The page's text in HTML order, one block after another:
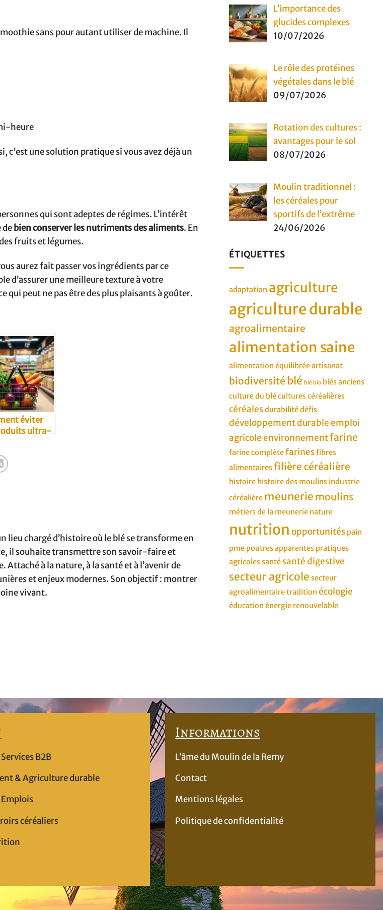
sans pour autant utiliser de machine. Il
heure
c’est une solution pratique si vous avez déjà un
qui sont adeptes de régimes. L’intérêt
debien conserver les nutriments des aliments. En
fruits et légumes.
aurez fait passer vos ingrédients par ce
d’assurer une meilleure texture à votre
qui peut ne pas être des plus plaisants à goûter.
éviter
ultra-
lieu chargé d’histoire où le blé se transforme en
il souhaite transmettre son savoir-faire et
à la nature, à la santé et à l’avenir de
et enjeux modernes. Son objectif : montrer
vivant.
L’importance des
glucides complexes
10/07/2026
Le rôle des protéines
végétales dans le blé
09/07/2026
Rotation des cultures :
avantages pour le sol
08/07/2026
Moulin traditionnel :
les céréales pour
sportifs de l’extrême
24/06/2026
ÉTIQUETTES
adaptation agriculture
agriculture durable
agroalimentaire
alimentation saine
alimentation équilibréeartisanat
biodiversité blé blé bio blés anciens
culture du blécultures céréalières
céréalesdurabilitédéfis
développement durableemploi
agricoleenvironnementfarine
farine complètefarinesfibres
alimentairesfilière céréalière
histoire histoire des moulins industrie
céréalière meunerie moulins
métiers de la meunerie nature
nutrition opportunités pain
pme poutres apparentes pratiques
agricolessanté santé digestive
secteur agricole secteur
agroalimentairetradition écologie
éducation énergie renouvelable
B2B
& Agriculture durable
céréaliers
Informations
L’âme du Moulin de la Remy
Contact
Mentions légales
Politique de confidentialité